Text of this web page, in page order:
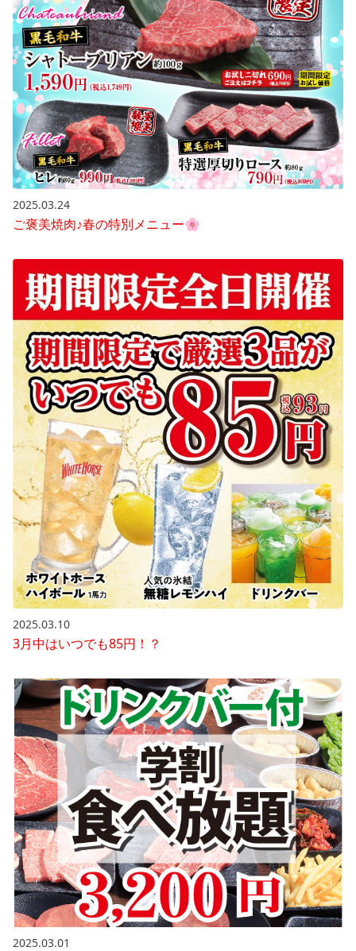
2025.03.24
ご褒美焼肉♪春の特別メニュー🌸
2025.03.10
3月中はいつでも85円！？
2025.03.01